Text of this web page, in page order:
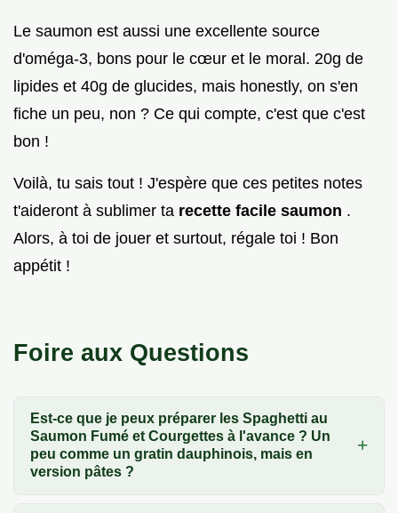
Le saumon est aussi une excellente source
d'oméga-3, bons pour le cœur et le moral. 20g de
lipides et 40g de glucides, mais honestly, on s'en
fiche un peu, non ? Ce qui compte, c'est que c'est
bon !
Voilà, tu sais tout ! J'espère que ces petites notes
t'aideront à sublimer ta recette facile saumon .
Alors, à toi de jouer et surtout, régale toi ! Bon
appétit !
Foire aux Questions
Est-ce que je peux préparer les Spaghetti au
Saumon Fumé et Courgettes à l'avance ? Un
peu comme un gratin dauphinois, mais en
version pâtes ?